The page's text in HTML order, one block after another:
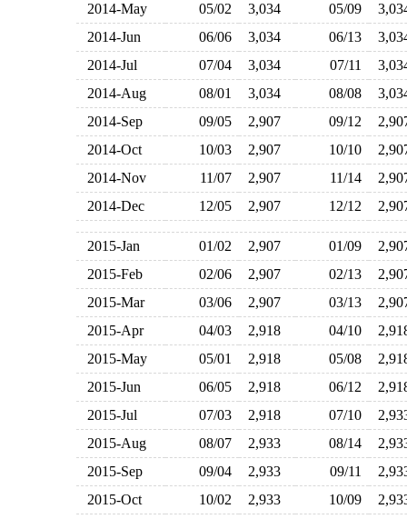
2014-May
05/02 3,034 05/09
2014-Jun
06/06 3,034 06/13
2014-Jul
07/04 3,034 07/11
2014-Aug
08/01 3,034 08/08
2014-Sep
09/05 2,907 09/12
2014-Oct
10/03 2,907 10/10
2014-Nov
11/07 2,907 11/14
2014-Dec
12/05 2,907 12/12
2015-Jan 01/02 2,907 01/09
2015-Feb
02/06 2,907 02/13
2015-Mar
03/06 2,907 03/13
2015-Apr
04/03 2,918 04/10
2015-May
05/01 2,918 05/08
2015-Jun
06/05 2,918 06/12
2015-Jul
07/03 2,918 07/10
2015-Aug
08/07 2,933 08/14
2015-Sep
09/04 2,933 09/11
2015-Oct
10/02 2,933 10/09